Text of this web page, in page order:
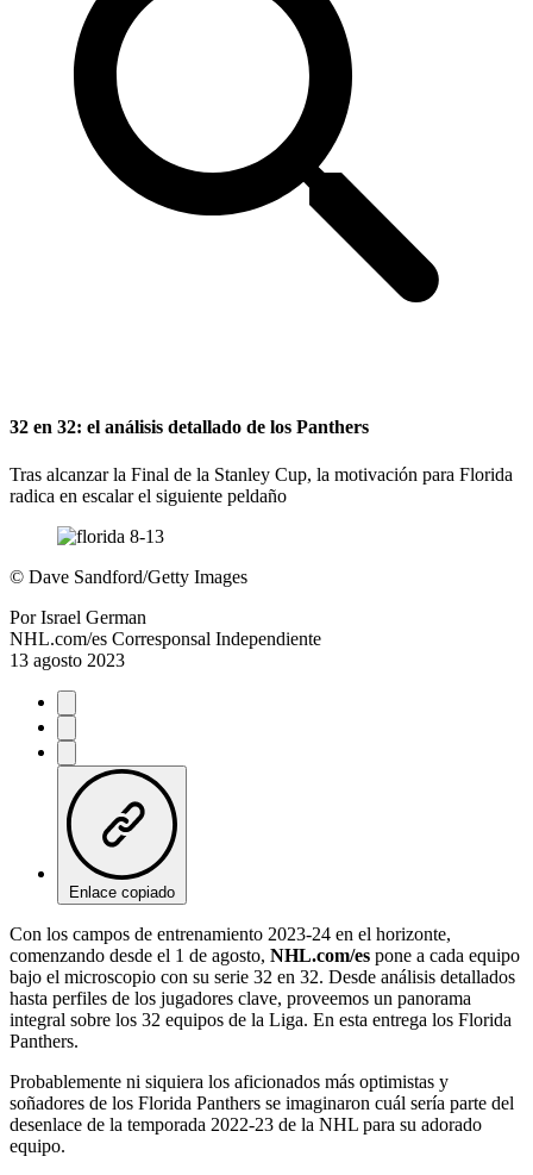
32 en 32: el análisis detallado de los Panthers
Tras alcanzar la Final de la Stanley Cup, la motivación para Florida
radica en escalar el siguiente peldaño
© Dave Sandford/Getty Images
Por Israel German
NHL.com/es Corresponsal Independiente
13 agosto 2023
Enlace copiado
Con los campos de entrenamiento 2023-24 en el horizonte,
comenzando desde el 1 de agosto, NHL.com/es pone a cada equipo
bajo el microscopio con su serie 32 en 32. Desde análisis detallados
hasta perfiles de los jugadores clave, proveemos un panorama
integral sobre los 32 equipos de la Liga. En esta entrega los Florida
Panthers.
Probablemente ni siquiera los aficionados más optimistas y
soñadores de los Florida Panthers se imaginaron cuál sería parte del
desenlace de la temporada 2022-23 de la NHL para su adorado
equipo.